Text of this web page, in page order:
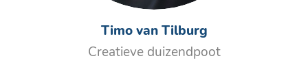
Timo van Tilburg
Creatieve duizendpoot